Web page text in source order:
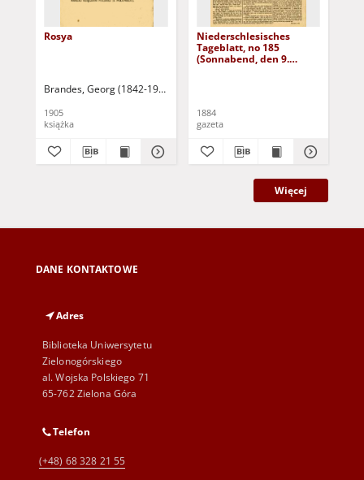
Rosya
Brandes, Georg (1842-1927)
1905
książka
Niederschlesisches
Tageblatt, no 185
(Sonnabend, den 9.
1884
gazeta
Więcej
DANE KONTAKTOWE
Adres
Biblioteka Uniwersytetu
Zielonogórskiego
al. Wojska Polskiego 71
65-762 Zielona Góra
Telefon
(+48) 68 328 21 55